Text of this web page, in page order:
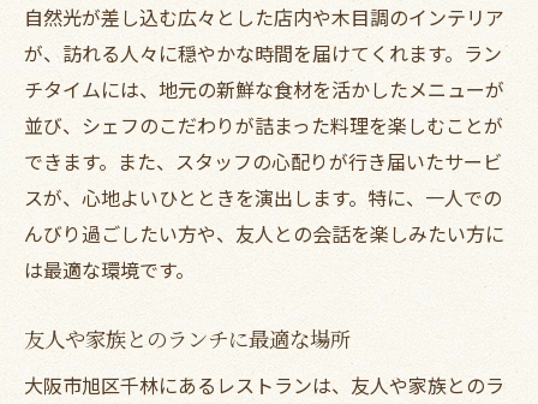
自然光が差し込む広々とした店内や木目調のインテリア
が、訪れる人々に穏やかな時間を届けてくれます。ラン
チタイムには、地元の新鮮な食材を活かしたメニューが
並び、シェフのこだわりが詰まった料理を楽しむことが
できます。また、スタッフの心配りが行き届いたサービ
スが、心地よいひとときを演出します。特に、一人での
んびり過ごしたい方や、友人との会話を楽しみたい方に
は最適な環境です。
友人や家族とのランチに最適な場所
大阪市旭区千林にあるレストランは、友人や家族とのラ